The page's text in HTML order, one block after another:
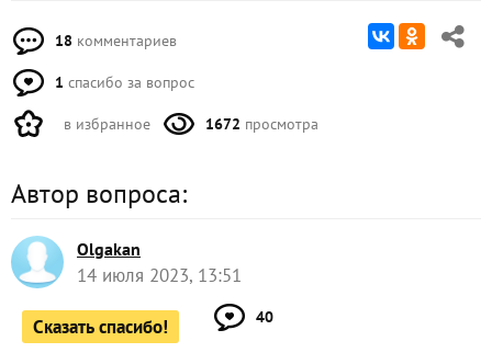
18 комментариев
1 спасибо за вопрос
в избранное 1672 просмотра
Автор вопроса:
Olgakan
14 июля 2023, 13:51
Сказать спасибо! 40